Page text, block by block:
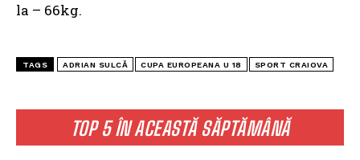
TOP 5 ÎN ACEASTĂ SĂPTĂMÂNĂ
la – 66kg.
TAGS ADRIAN SULCĂ CUPA EUROPEANA U 18 SPORT CRAIOVA